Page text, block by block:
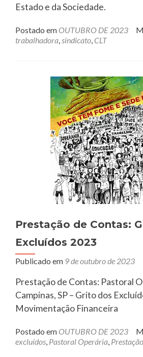
Estado e da Sociedade.
Postado em OUTUBRO DE 2023
trabalhadora,sindicato, CLT
Prestação de Contas:
Excluídos 2023
Publicado em 9 de outubro de 2023
Prestação de Contas: Pastoral
Campinas, SP – Grito dos
Movimentação Financeira
Postado em OUTUBRO DE 2023
excluídos, Pastoral Operária,